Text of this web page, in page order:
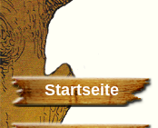
Startseite